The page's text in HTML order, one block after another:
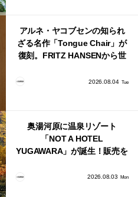
アルネ・ヤコブセンの知られ
ざる名作「Tongue Chair」が
復刻。FRITZ HANSENから世
2026.08.04 Tue
奥湯河原に温泉リゾート
「NOT A HOTEL
YUGAWARA」が誕生！販売を
2026.08.03 Mon